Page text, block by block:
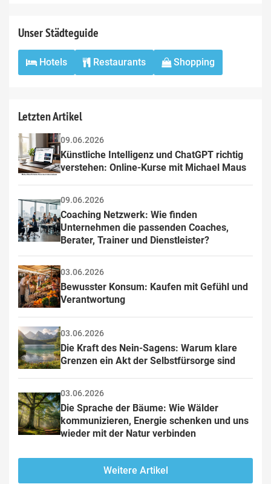
Unser Städteguide
Hotels Restaurants Shopping
Letzten Artikel
09.06.2026
Künstliche Intelligenz und ChatGPT richtig
verstehen: Online-Kurse mit Michael Maus
09.06.2026
Coaching Netzwerk: Wie finden
Unternehmen die passenden Coaches,
Berater, Trainer und Dienstleister?
03.06.2026
Bewusster Konsum: Kaufen mit Gefühl und
Verantwortung
03.06.2026
Die Kraft des Nein-Sagens: Warum klare
Grenzen ein Akt der Selbstfürsorge sind
03.06.2026
Die Sprache der Bäume: Wie Wälder
kommunizieren, Energie schenken und uns
wieder mit der Natur verbinden
Weitere Artikel